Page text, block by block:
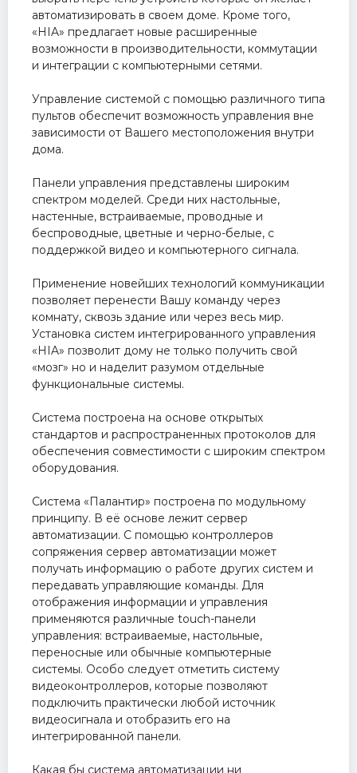
автоматизировать в своем доме. Кроме того,
«HIA» предлагает новые расширенные
возможности в производительности, коммутации
и интеграции с компьютерными сетями.
Управление системой с помощью различного типа
пультов обеспечит возможность управления вне
зависимости от Вашего местоположения внутри
дома.
Панели управления представлены широким
спектром моделей. Среди них настольные,
настенные, встраиваемые, проводные и
беспроводные, цветные и черно-белые, с
поддержкой видео и компьютерного сигнала.
Применение новейших технологий коммуникации
позволяет перенести Вашу команду через
комнату, сквозь здание или через весь мир.
Установка систем интегрированного управления
«HIA» позволит дому не только получить свой
«мозг» но и наделит разумом отдельные
функциональные системы.
Система построена на основе открытых
стандартов и распространенных протоколов для
обеспечения совместимости с широким спектром
оборудования.
Система «Палантир» построена по модульному
принципу. В её основе лежит сервер
автоматизации. С помощью контроллеров
сопряжения сервер автоматизации может
получать информацию о работе других систем и
передавать управляющие команды. Для
отображения информации и управления
применяются различные touch-панели
управления: встраиваемые, настольные,
переносные или обычные компьютерные
системы. Особо следует отметить систему
видеоконтроллеров, которые позволяют
подключить практически любой источник
видеосигнала и отобразить его на
интегрированной панели.
Какая бы система автоматизации ни